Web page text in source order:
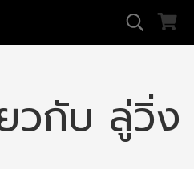
วกับ ลู่วิ่ง